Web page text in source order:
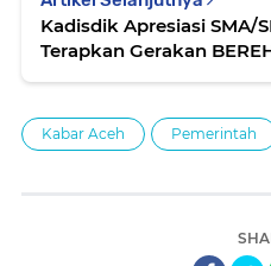
Kadisdik Apresiasi SMA/
Terapkan Gerakan
Kabar Aceh Pemerintah